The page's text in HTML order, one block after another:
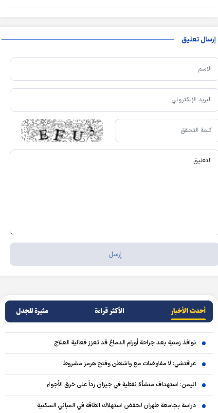
إرسال تعليق
أحدث الأخبار الأکثر قراءة مثيرة للجدل
نوافذ زمنية بعد جراحة أورام الدماغ قد تعزز فعالية العلاج
عراقتشي: لا مفاوضات مع واشنطن وفتح هرمز مشروط
اليمن: استهداف منشأة نفطية في جيزان رداً على خرق الأجواء
دراسة بجامعة طهران لخفض استهلاك الطاقة في المباني السكنية